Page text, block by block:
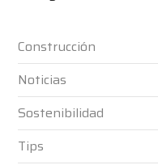
Construcción
Noticias
Sostenibilidad
Tips